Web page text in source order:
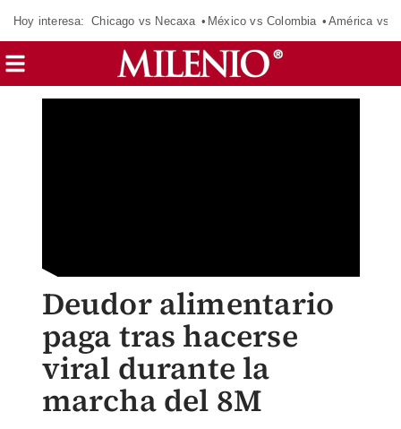
Hoy interesa: Chicago vs Necaxa México vs Colombia América vs
Deudor alimentario
paga tras hacerse
viral durante la
marcha del 8M